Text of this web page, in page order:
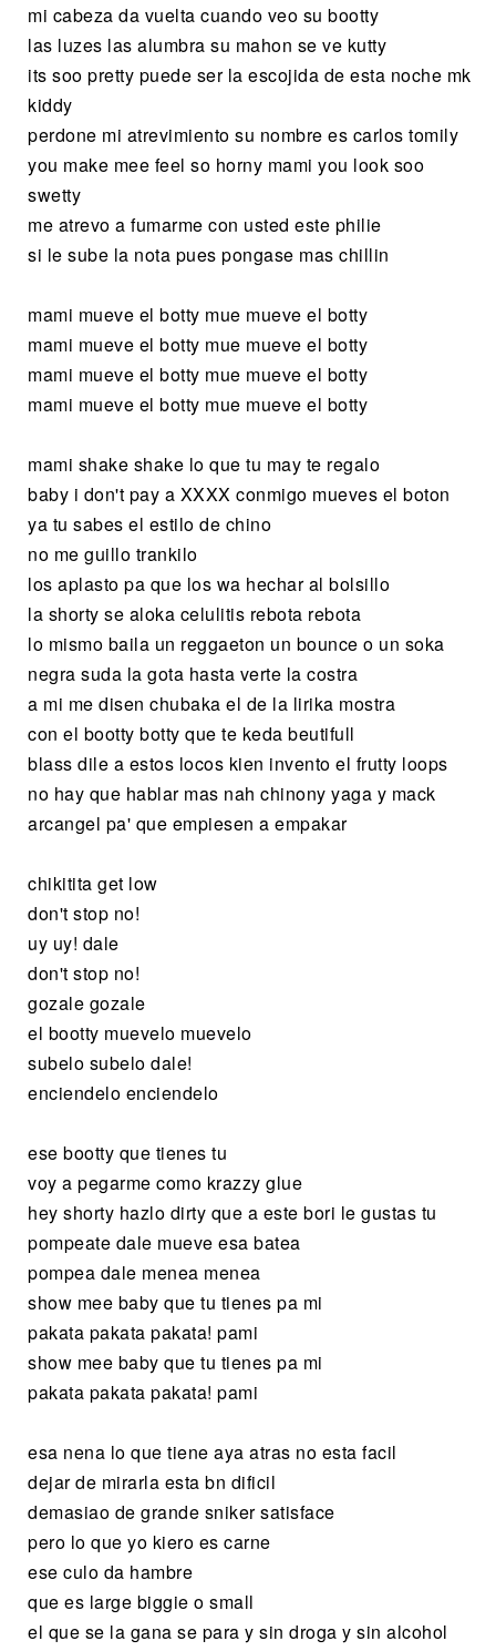
mi cabeza da vuelta cuando veo su bootty
las luzes las alumbra su mahon se ve kutty
its soo pretty puede ser la escojida de esta noche mk
kiddy
perdone mi atrevimiento su nombre es carlos tomily
you make mee feel so horny mami you look soo
swetty
me atrevo a fumarme con usted este philie
si le sube la nota pues pongase mas chillin
mami mueve el botty mue mueve el botty
mami mueve el botty mue mueve el botty
mami mueve el botty mue mueve el botty
mami mueve el botty mue mueve el botty
mami shake shake lo que tu may te regalo
baby i don't pay a XXXX conmigo mueves el boton
ya tu sabes el estilo de chino
no me guillo trankilo
los aplasto pa que los wa hechar al bolsillo
la shorty se aloka celulitis rebota rebota
lo mismo baila un reggaeton un bounce o un soka
negra suda la gota hasta verte la costra
a mi me disen chubaka el de la lirika mostra
con el bootty botty que te keda beutifull
blass dile a estos locos kien invento el frutty loops
no hay que hablar mas nah chinony yaga y mack
arcangel pa' que empiesen a empakar
chikitita get low
don't stop no!
uy uy! dale
don't stop no!
gozale gozale
el bootty muevelo muevelo
subelo subelo dale!
enciendelo enciendelo
ese bootty que tienes tu
voy a pegarme como krazzy glue
hey shorty hazlo dirty que a este bori le gustas tu
pompeate dale mueve esa batea
pompea dale menea menea
show mee baby que tu tienes pa mi
pakata pakata pakata! pami
show mee baby que tu tienes pa mi
pakata pakata pakata! pami
esa nena lo que tiene aya atras no esta facil
dejar de mirarla esta bn dificil
demasiao de grande sniker satisface
pero lo que yo kiero es carne
ese culo da hambre
que es large biggie o small
el que se la gana se para y sin droga y sin alcohol